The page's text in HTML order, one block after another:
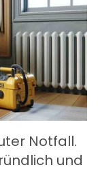
Notfall.
und